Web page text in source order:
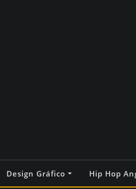
Design Gráfico Hip Hop